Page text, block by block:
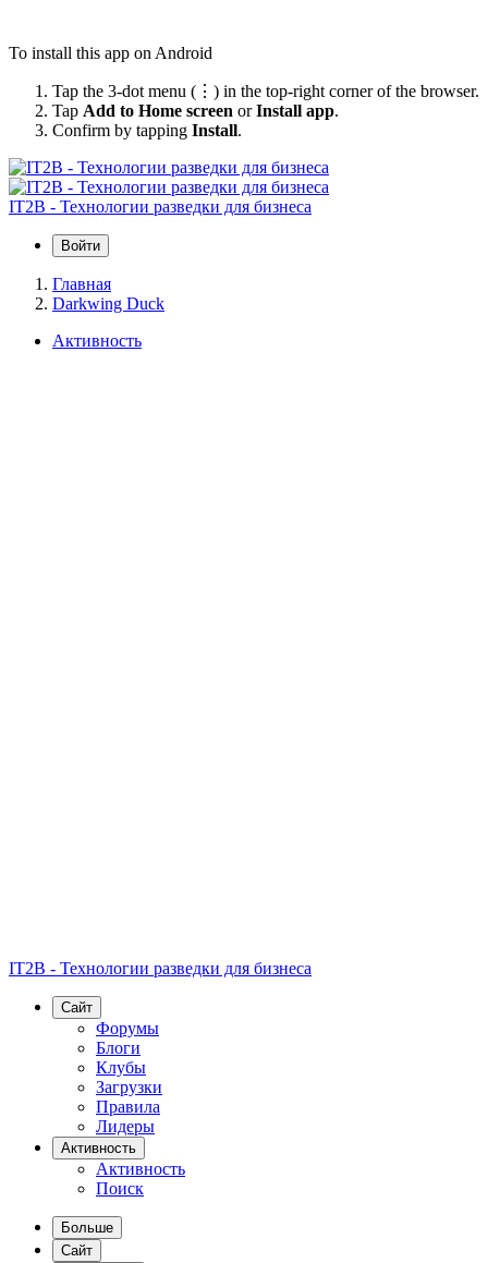
To install this app on Android
Tap the 3-dot menu (⋮) in the top-right corner of the browser.
Tap Add to Home screen orInstall app.
Confirm by tapping Install.
IT2B - Технологии разведки для бизнеса
Войти
Главная
Darkwing Duck
Активность
IT2B - Технологии разведки для бизнеса
Сайт
Форумы
Блоги
Клубы
Загрузки
Правила
Лидеры
Активность
Активность
Поиск
Больше
Сайт